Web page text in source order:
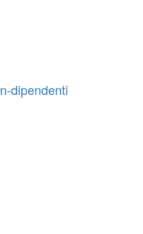
dipendenti